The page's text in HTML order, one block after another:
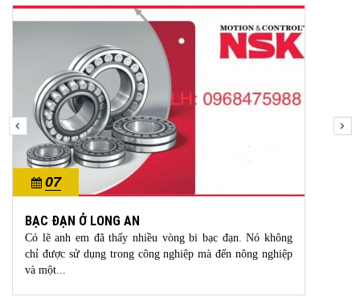
07
10/2023
BẠC ĐẠN Ở LONG AN
Có lẽ anh em đã thấy nhiều vòng bi bạc đạn. Nó không
chỉ được sử dụng trong công nghiệp mà đến nông nghiệp
và một...